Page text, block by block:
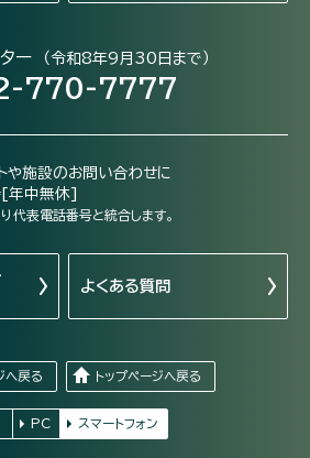
ー （令和8年9月30日まで）
770-7777
や施設のお問い合わせに
年中無休]
表電話番号と統合します。
よくある質問
へ戻る トップページへ戻る
PC スマートフォン